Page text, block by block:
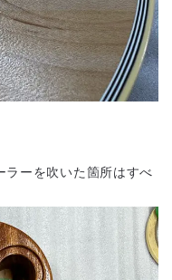
ラーを吹いた箇所はすべ